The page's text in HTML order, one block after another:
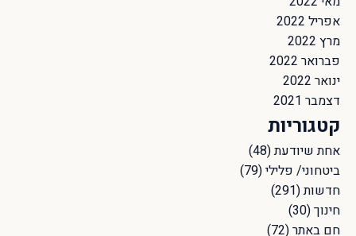
אפריל 2022
מרץ 2022
פברואר 2022
ינואר 2022
דצמבר 2021
קטגוריות
אחת שיודעת(48)
ביטחוני/ פלילי(79)
חדשות(291)
חינוך(30)
חם באתר(72)